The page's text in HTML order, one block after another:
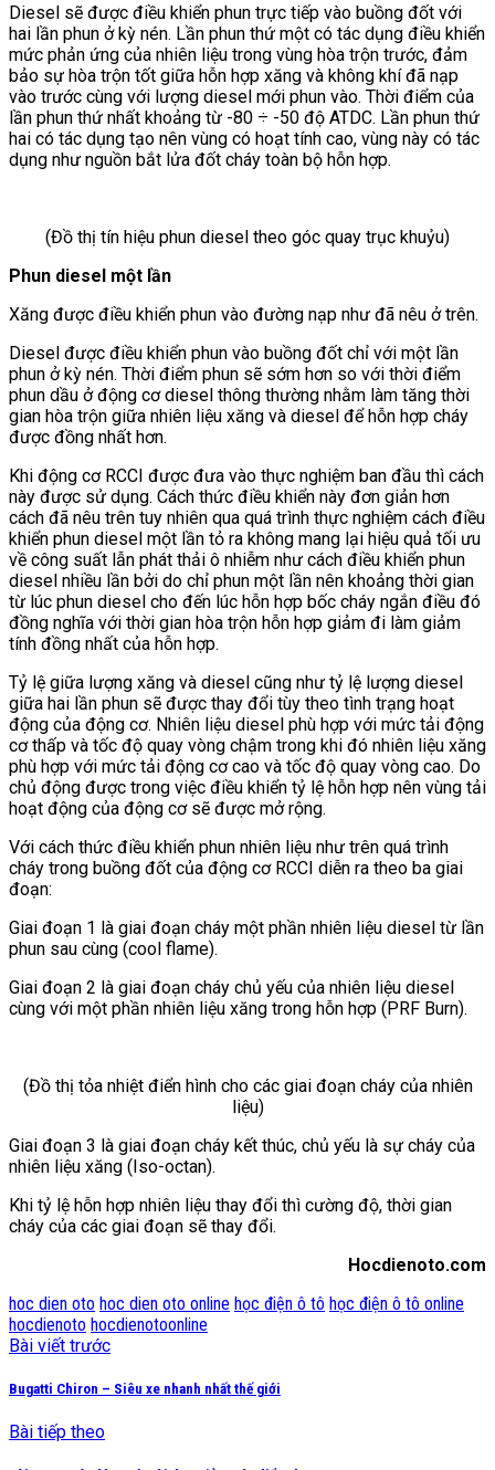
Diesel sẽ được điều khiển phun trực tiếp vào buồng đốt với
hai lần phun ở kỳ nén. Lần phun thứ một có tác dụng điều khiển
mức phản ứng của nhiên liệu trong vùng hòa trộn trước, đảm
bảo sự hòa trộn tốt giữa hỗn hợp xăng và không khí đã nạp
vào trước cùng với lượng diesel mới phun vào. Thời điểm của
lần phun thứ nhất khoảng từ -80 ÷ -50 độ ATDC. Lần phun thứ
hai có tác dụng tạo nên vùng có hoạt tính cao, vùng này có tác
dụng như nguồn bắt lửa đốt cháy toàn bộ hỗn hợp.
(Đồ thị tín hiệu phun diesel theo góc quay trục khuỷu)
Phun diesel một lần
Xăng được điều khiển phun vào đường nạp như đã nêu ở trên.
Diesel được điều khiển phun vào buồng đốt chỉ với một lần
phun ở kỳ nén. Thời điểm phun sẽ sớm hơn so với thời điểm
phun dầu ở động cơ diesel thông thường nhằm làm tăng thời
gian hòa trộn giữa nhiên liệu xăng và diesel để hỗn hợp cháy
được đồng nhất hơn.
Khi động cơ RCCI được đưa vào thực nghiệm ban đầu thì cách
này được sử dụng. Cách thức điều khiển này đơn giản hơn
cách đã nêu trên tuy nhiên qua quá trình thực nghiệm cách điều
khiển phun diesel một lần tỏ ra không mang lại hiệu quả tối ưu
về công suất lẫn phát thải ô nhiễm như cách điều khiển phun
diesel nhiều lần bởi do chỉ phun một lần nên khoảng thời gian
từ lúc phun diesel cho đến lúc hỗn hợp bốc cháy ngắn điều đó
đồng nghĩa với thời gian hòa trộn hỗn hợp giảm đi làm giảm
tính đồng nhất của hỗn hợp.
Tỷ lệ giữa lượng xăng và diesel cũng như tỷ lệ lượng diesel
giữa hai lần phun sẽ được thay đổi tùy theo tình trạng hoạt
động của động cơ. Nhiên liệu diesel phù hợp với mức tải động
cơ thấp và tốc độ quay vòng chậm trong khi đó nhiên liệu xăng
phù hợp với mức tải động cơ cao và tốc độ quay vòng cao. Do
chủ động được trong việc điều khiển tỷ lệ hỗn hợp nên vùng tải
hoạt động của động cơ sẽ được mở rộng.
Với cách thức điều khiển phun nhiên liệu như trên quá trình
cháy trong buồng đốt của động cơ RCCI diễn ra theo ba giai
đoạn:
Giai đoạn 1 là giai đoạn cháy một phần nhiên liệu diesel từ lần
phun sau cùng (cool flame).
Giai đoạn 2 là giai đoạn cháy chủ yếu của nhiên liệu diesel
cùng với một phần nhiên liệu xăng trong hỗn hợp (PRF Burn).
(Đồ thị tỏa nhiệt điển hình cho các giai đoạn cháy của nhiên
liệu)
Giai đoạn 3 là giai đoạn cháy kết thúc, chủ yếu là sự cháy của
nhiên liệu xăng (Iso-octan).
Khi tỷ lệ hỗn hợp nhiên liệu thay đổi thì cường độ, thời gian
cháy của các giai đoạn sẽ thay đổi.
Hocdienoto.com
hoc dien oto hoc dien oto online học điện ô tô học điện ô tô online
hocdienoto hocdienotoonline
Bài viết trước
Bugatti Chiron – Siêu xe nhanh nhất thế giới
Bài tiếp theo